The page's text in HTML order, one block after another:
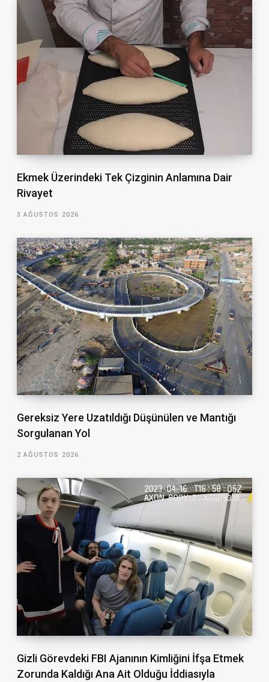
Ekmek Üzerindeki Tek Çizginin Anlamına Dair
Rivayet
3 AĞUSTOS 2026
Gereksiz Yere Uzatıldığı Düşünülen ve Mantığı
Sorgulanan Yol
2 AĞUSTOS 2026
Gizli Görevdeki FBI Ajanının Kimliğini İfşa Etmek
Zorunda Kaldığı Ana Ait Olduğu İddiasıyla